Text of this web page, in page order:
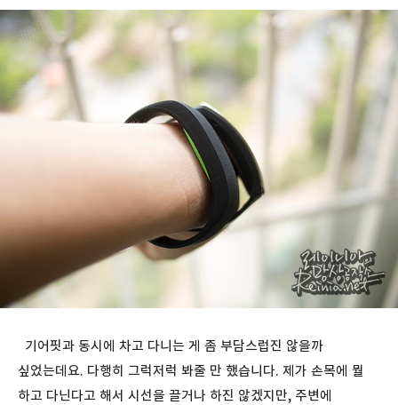
기어핏과 동시에 차고 다니는 게 좀 부담스럽진 않을까
싶었는데요. 다행히 그럭저럭 봐줄 만 했습니다. 제가 손목에 뭘
하고 다닌다고 해서 시선을 끌거나 하진 않겠지만, 주변에